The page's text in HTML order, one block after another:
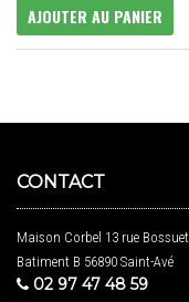
AJOUTER AU PANIER
CONTACT
Maison Corbel 13 rue Bossuet
Batiment B 56890 Saint-Avé
02 97 47 48 59